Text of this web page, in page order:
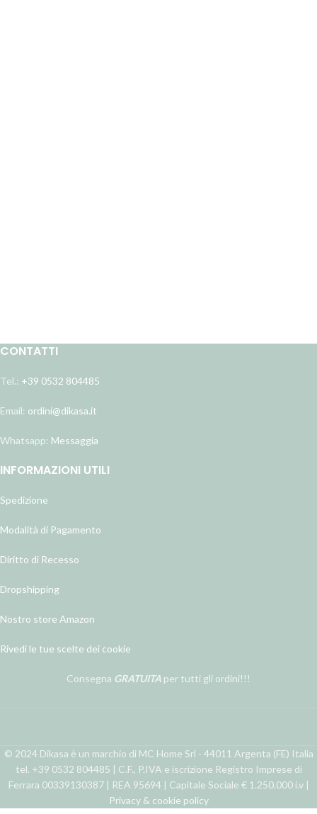
CONTATTI
Tel.: +39 0532 804485
Email: ordini@dikasa.it
Whatsapp: Messaggia
INFORMAZIONI UTILI
Spedizione
Modalità di Pagamento
Diritto di Recesso
Dropshipping
Nostro store Amazon
Rivedi le tue scelte dei cookie
Consegna GRATUITA per tutti gli ordini!!!
© 2024 Dikasa è un marchio di MC Home Srl - 44011 Argenta (FE) Italia
tel. +39 0532 804485 | C.F., P.IVA e iscrizione Registro Imprese di
Ferrara 00339130387 | REA 95694 | Capitale Sociale € 1.250.000 i.v |
Privacy & cookie policy